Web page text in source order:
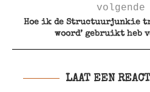
volgende
Hoe ik de Structuurjunkie
woord’ gebruikt heb
LAAT EEN